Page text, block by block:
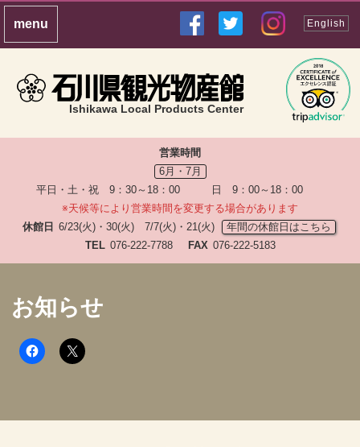
Ishikawa Local Products Center
English
営業時間
6月・7月
平日・土・祝 9：30～18：00 日 9：00～18：00
※天候等により営業時間を変更する場合があります
休館日 6/23(火)・30(火) 7/7(火)・21(火)
年間の休館日はこちら
TEL 076-222-7788 FAX 076-222-5183
お知らせ